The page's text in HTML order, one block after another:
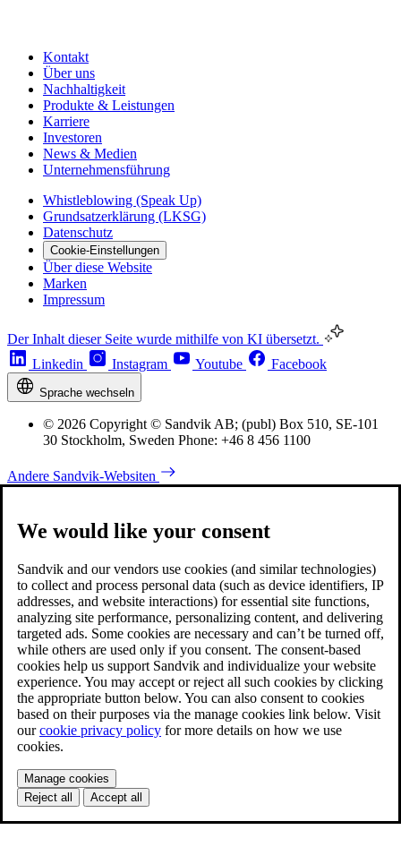
Kontakt
Über uns
Nachhaltigkeit
Produkte & Leistungen
Karriere
Investoren
News & Medien
Unternehmensführung
Whistleblowing (Speak Up)
Grundsatzerklärung (LKSG)
Datenschutz
Cookie-Einstellungen
Über diese Website
Marken
Impressum
Der Inhalt dieser Seite wurde mithilfe von KI übersetzt.
Linkedin
Instagram Youtube Facebook
Sprache wechseln
© 2026 Copyright © Sandvik AB; (publ) Box 510, SE-101
30 Stockholm, Sweden Phone: +46 8 456 1100
Andere Sandvik-Websiten
We would like your consent
Sandvik and our vendors use cookies (and similar technologies)
to collect and process personal data (such as device identifiers, IP
addresses, and website interactions) for essential site functions,
analyzing site performance, personalizing content, and delivering
targeted ads. Some cookies are necessary and can’t be turned off,
while others are used only if you consent. The consent-based
cookies help us support Sandvik and individualize your website
experience. You may accept or reject all such cookies by clicking
the appropriate button below. You can also consent to cookies
based on their purposes via the manage cookies link below. Visit
ourcookie privacy policy for more details on how we use
cookies.
Manage cookies
Reject all
Accept all